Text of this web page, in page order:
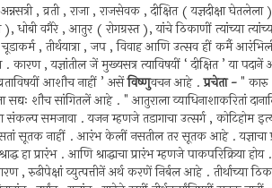
, व्रती , राजा , राजसेवक , दीक्षित ( यज्ञदीक्षा
धोबी वगैरे , आतुर ( रोगग्रस्त ), यांचे ठिकाणीं त्यांच्या
, चूडाकर्म , तीर्थयात्रा , जप , विवाह आणि उत्सव हीं कर्मै
. कारण , यज्ञांतील जें मुख्यसत्र त्याविषयीं ‘ दीक्षित ’ या
आशौच नाहीं ’ असेंविष्णुवचन आहे .प्रचेता -" कारु
शौच सांगितलें आहे . " आतुराला व्याधिनाशाकरितां
संकल्प समजावा . यजन म्हणजे तडागाचा उत्सर्ग , कोटिहोम
सूतक नाहीं . आरंभ केलीं नसतील तर सूतक आहे . यज्ञाचा
हा प्रारंभ . आणि श्राद्धाचा प्रारंभ म्हणजे
, रुढीपेक्षां व्युत्पत्तीनें अर्थ करणें निर्बल आहे . तीर्थाच्या